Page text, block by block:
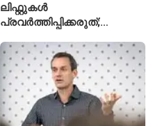
ലിഫ്റ്റുകൾ
പ്രവർത്തിപ്പിക്കരുത്;
അനുമതിയില്ലാത്ത
ലിഫ്റ്റുകൾക്ക്
ഹൈക്കോടതിയുടെ വിലക്ക്